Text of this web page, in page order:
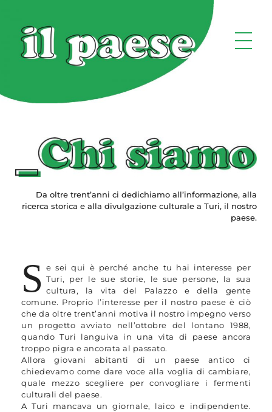
Da oltre trent’anni ci dedichiamo all’informazione, alla
ricerca storica e alla divulgazione culturale a Turi, il nostro
paese.
S e sei qui è perché anche tu hai interesse per
Turi, per le sue storie, le sue persone, la sua
cultura, la vita del Palazzo e della gente
comune. Proprio l’interesse per il nostro paese è ciò
che da oltre trent’anni motiva il nostro impegno verso
un progetto avviato nell’ottobre del lontano 1988,
quando Turi languiva in una vita di paese ancora
troppo pigra e ancorata al passato.
Allora giovani abitanti di un paese antico ci
chiedevamo come dare voce alla voglia di cambiare,
quale mezzo scegliere per convogliare i fermenti
culturali del paese.
A Turi mancava un giornale, laico e indipendente.